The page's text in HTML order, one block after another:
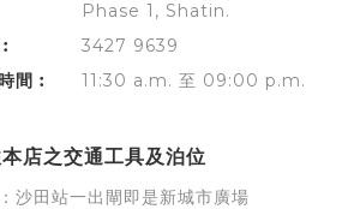
Phase 1, Shatin.
3427 9639
間︰
11:30 a.m. 至 09:00 p.m.
店之交通工具及泊位
沙田站一出閘即是新城市廣場